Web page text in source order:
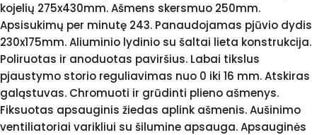
kojelių 275x430mm. Ašmens skersmuo 250mm.
Apsisukimų per minutę 243. Panaudojamas pjūvio dydis
230x175mm. Aliuminio lydinio su šaltai lieta konstrukcija.
Poliruotas ir anoduotas paviršius. Labai tikslus
pjaustymo storio reguliavimas nuo 0 iki 16 mm. Atskiras
galąstuvas. Chromuoti ir grūdinti plieno ašmenys.
Fiksuotas apsauginis žiedas aplink ašmenis. Aušinimo
ventiliatoriai varikliui su šilumine apsauga. Apsauginės